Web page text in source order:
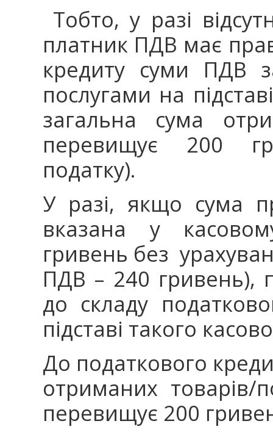
Тобто, у разі
платник ПДВ має
кредиту суми ПДВ
послугами на
загальна сума
перевищує 200
податку).
У разі, якщо сума
вказана у
гривень без
ПДВ – 240 гривень),
до складу
підставі такого
До податкового
отриманих товарів/
перевищує 200